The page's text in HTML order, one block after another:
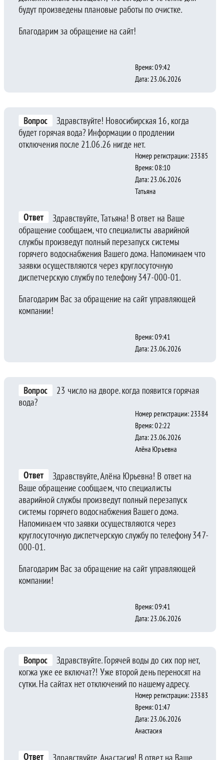
будут произведены плановые работы по очистке.
Благодарим за обращение на сайт!
Время: 09:42
Дата: 23.06.2026
Вопрос
Здравствуйте! Новосибирская 16, когда
будет горячая вода? Информации о продлении
отключения после 21.06.26 нигде нет.
Номер регистрации: 23385
Время: 08:10
Дата: 23.06.2026
Татьяна
Ответ
Здравствуйте, Татьяна! В ответ на Ваше
обращение сообщаем, что специалисты аварийной
службы произведут полный перезапуск системы
горячего водоснабжения Вашего дома. Напоминаем что
заявки осуществляются через круглосуточную
диспетчерскую службу по телефону 347-000-01.
Благодарим Вас за обращение на сайт управляющей
компании!
Время: 09:41
Дата: 23.06.2026
Вопрос
23 число на дворе. когда появится горячая
вода?
Номер регистрации: 23384
Время: 02:22
Дата: 23.06.2026
Алёна Юрьевна
Ответ
Здравствуйте, Алёна Юрьевна! В ответ на
Ваше обращение сообщаем, что специалисты
аварийной службы произведут полный перезапуск
системы горячего водоснабжения Вашего дома.
Напоминаем что заявки осуществляются через
круглосуточную диспетчерскую службу по телефону 347-
000-01.
Благодарим Вас за обращение на сайт управляющей
компании!
Время: 09:41
Дата: 23.06.2026
Вопрос
Здравствуйте. Горячей воды до сих пор нет,
когжа уже ее включат?! Уже второй день переносят на
сутки. На сайтах нет отключений по нашему адресу.
Номер регистрации: 23383
Время: 01:47
Дата: 23.06.2026
Анастасия
Ответ
Здравствуйте, Анастасия! В ответ на Ваше